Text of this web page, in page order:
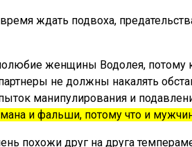
ждать подвоха,
женщины Водолея, потому
не должны накалять
манипулирования и
и фальши, потому что и
похожи друг на друга